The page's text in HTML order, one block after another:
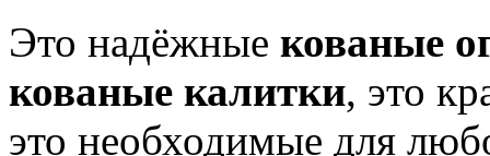
Это надёжные кованые
кованые калитки, это
это необходимые для